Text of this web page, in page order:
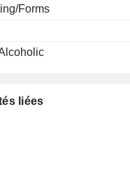
Forms
liées